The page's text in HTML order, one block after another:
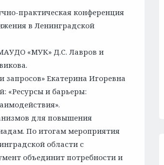
практическая конференция
в Ленинградской
«МУК» Д.С. Лавров и
запросов» Екатерина Игоревна
«Ресурсы и барьеры:
для повышения
По итогам мероприятия
области с
объединит потребности и